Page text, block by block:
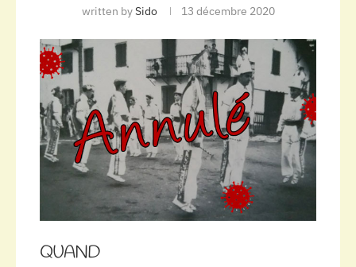
written bySido 13 décembre 2020
QUAND